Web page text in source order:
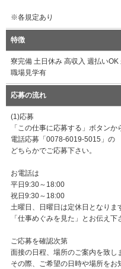
※各規定あり
特徴
寮完備 土日休み 高収入 週払い
職場見学有
応募の流れ
(1)応募
「この仕事に応募する」ボタン
電話応募「0078-6019-5015」の
どちらかでご応募下さい。
お電話は
平日9:30～18:00
祝日9:30～18:00
土曜日、日曜日は定休日となりま
「仕事めぐみを見た」とお伝え下
ご応募を確認次第
面接の日程、場所のご案内を致し
その際、ご希望の日時や場所をお